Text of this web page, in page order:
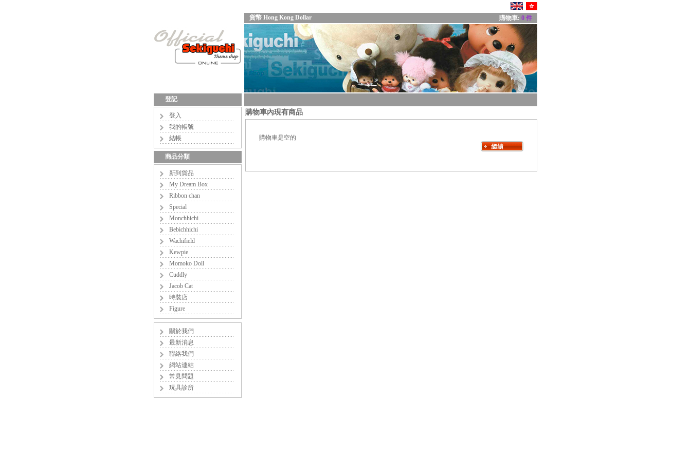
貨幣 Hong Kong Dollar 購物車: 0 件
登記
登入
我的帳號
結帳
商品分類
新到貨品
My Dream Box
Ribbon chan
Special
Monchhichi
Bebichhichi
Wachifield
Kewpie
Momoko Doll
Cuddly
Jacob Cat
時裝店
Figure
關於我們
最新消息
聯絡我們
網站連結
常見問題
玩具診所
購物車內現有商品
購物車是空的